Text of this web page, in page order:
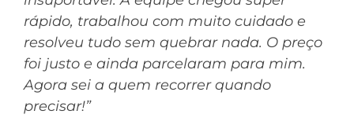
rápido, trabalhou com muito cuidado e
resolveu tudo sem quebrar nada. O preço
foi justo e ainda parcelaram para mim.
Agora sei a quem recorrer quando
precisar!”